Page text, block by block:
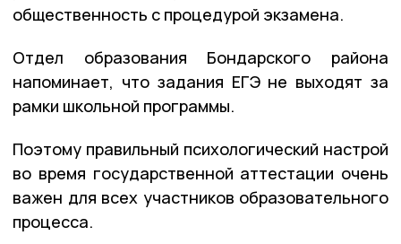
общественность с процедурой экзамена.
Отдел образования Бондарского района
напоминает, что задания ЕГЭ не выходят за
рамки школьной программы.
Поэтому правильный психологический настрой
во время государственной аттестации очень
важен для всех участников образовательного
процесса.